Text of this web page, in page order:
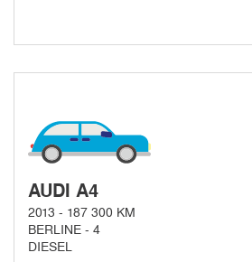
AUDI A4
2013 - 187 300 KM
BERLINE - 4
DIESEL